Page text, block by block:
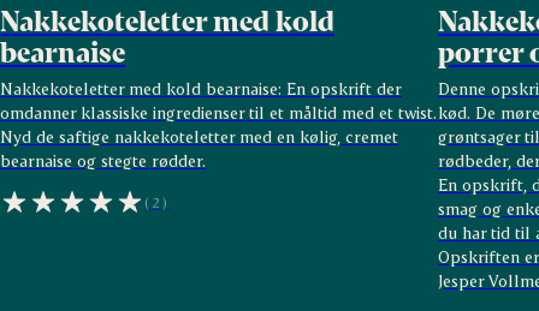
Nakkekoteletter med kold
bearnaise
Nakkekoteletter med kold bearnaise: En opskrift der
omdanner klassiske ingredienser til et måltid med et twist.
Nyd de saftige nakkekoteletter med en kølig, cremet
bearnaise og stegte rødder.
(2)
porrer
Denne
kød. De
grøntsager
rødbeder,
En opskrift,
smag og
du har tid til
Opskriften
Jesper